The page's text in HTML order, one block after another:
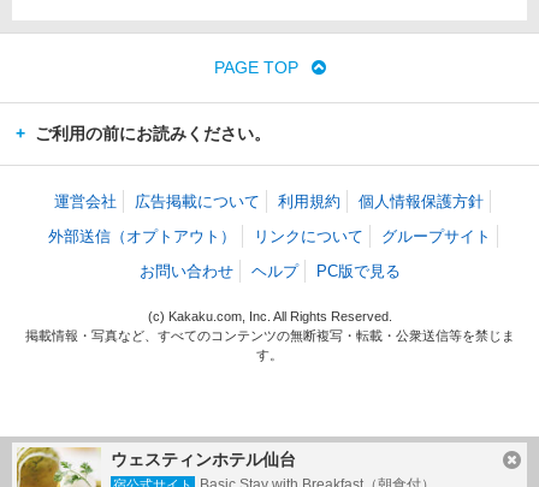
ウェスティンホテル仙台
PAGE TOP
ご利用の前にお読みください。
運営会社 広告掲載について 利用規約
個人情報保護方針
外部送信（オプトアウト）
リンクについて
グループサイト
お問い合わせ
ヘルプ PC版で見る
(c) Kakaku.com, Inc. All Rights Reserved.
掲載情報・写真など、すべてのコンテンツの無断複写・転載・公衆送信等を禁じま
す。